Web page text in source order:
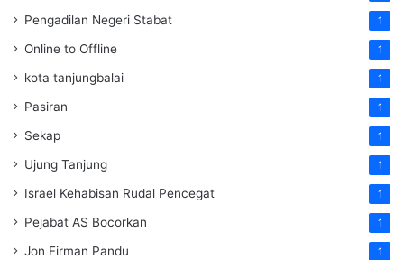
Pengadilan Negeri Stabat 1
Online to Offline 1
kota tanjungbalai 1
Pasiran 1
Sekap 1
Ujung Tanjung 1
Israel Kehabisan Rudal Pencegat 1
Pejabat AS Bocorkan 1
Jon Firman Pandu 1